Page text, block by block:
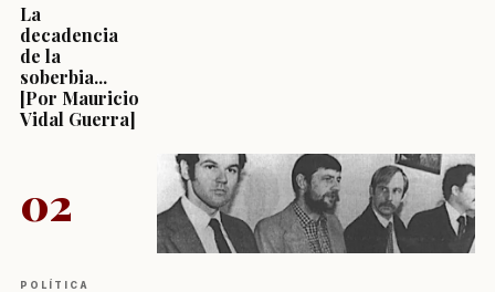
La
decadencia
de la
soberbia...
[Por Mauricio
Vidal Guerra]
02
POLÍTICA